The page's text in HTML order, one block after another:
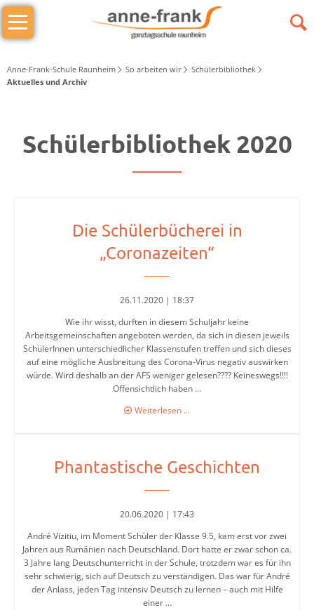
Navigation
überspringen
Das
sind
was
Stellv.
6
Stufenleitung
Jg.
Jg.
9-
Sekretariat
Lehrerkollegium
Anne-Frank-Schule Raunheim So arbeiten wir
Schülerbibliothek
Aktuelles und Archiv
Schülerbibliothek 2020
Die Schülerbücherei in
„Coronazeiten“
26.11.2020 | 18:37
Wie ihr wisst, durften in diesem Schuljahr keine
Arbeitsgemeinschaften angeboten werden, da sich in diesen jeweils
SchülerInnen unterschiedlicher Klassenstufen treffen und sich dieses
auf eine mögliche Ausbreitung des Corona-Virus negativ auswirken
würde. Wird deshalb an der AFS weniger gelesen???? Keineswegs!!!!
Offensichtlich haben ...
Weiterlesen …
Phantastische Geschichten
20.06.2020 | 17:43
André Vizitiu, im Moment Schüler der Klasse 9.5, kam erst vor zwei
Jahren aus Rumänien nach Deutschland. Dort hatte er zwar schon ca.
3 Jahre lang Deutschunterricht in der Schule, trotzdem war es für ihn
sehr schwierig, sich auf Deutsch zu verständigen. Das war für André
der Anlass, jeden Tag intensiv Deutsch zu lernen – auch mit Hilfe
einer ...